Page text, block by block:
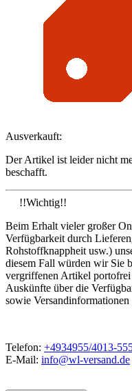
Ausverkauft:
Der Artikel ist leider nicht
beschafft.
!!Wichtig!!
Beim Erhalt vieler großer
Verfügbarkeit durch
Rohstoffknappheit usw.)
diesem Fall würden wir Sie
vergriffenen Artikel portofrei
Auskünfte über die
sowie
Telefon: +4934955/4013-
E-Mail: info@wl-versand.de